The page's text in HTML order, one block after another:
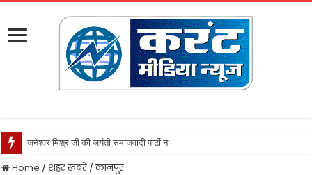
जनेश्वर मिश्र जी की जयंती समाजवादी पार्टी ने उत्साह के साथ मन
Home / शहर खबरें / कानपुर